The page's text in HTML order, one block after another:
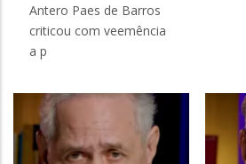
Antero Paes de Barros
criticou com veemência
a p